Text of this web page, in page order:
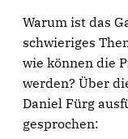
Warum ist das
schwieriges
wie können die
werden? Über
Daniel Fürg
gesprochen: